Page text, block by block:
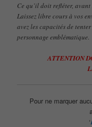
Ce qu’il doit refléter,
Laissez libre cours à vos
avez les capacités de
personnage emblématique.
ATTENTION
Pour ne marquer
‘